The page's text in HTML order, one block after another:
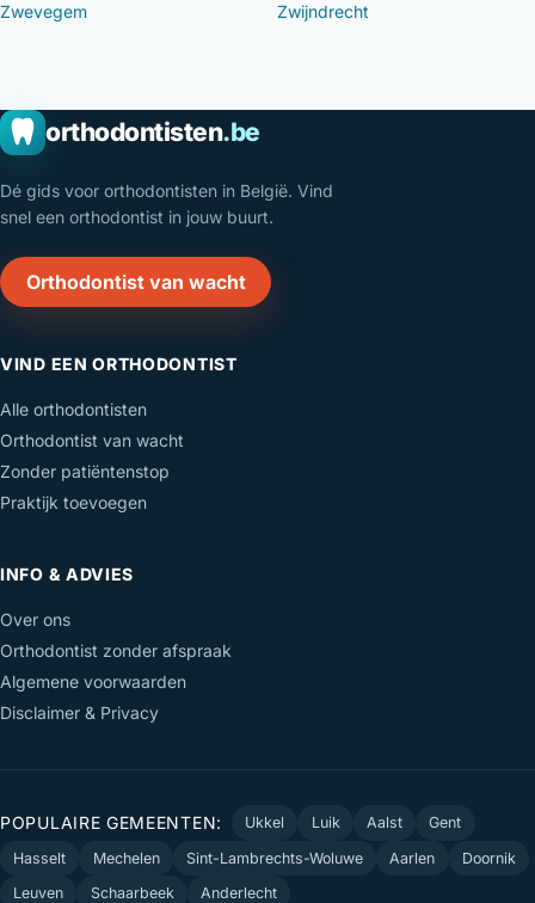
Zwevegem Zwijndrecht
orthodontisten.be
Dé gids voor orthodontisten in België. Vind
snel een orthodontist in jouw buurt.
Orthodontist van wacht
VIND EEN ORTHODONTIST
Alle orthodontisten
Orthodontist van wacht
Zonder patiëntenstop
Praktijk toevoegen
INFO & ADVIES
Over ons
Orthodontist zonder afspraak
Algemene voorwaarden
Disclaimer & Privacy
POPULAIRE GEMEENTEN: Ukkel Luik Aalst
Gent
Hasselt
Mechelen Sint-Lambrechts-Woluwe Aarlen
Doornik
Leuven
Schaarbeek Anderlecht